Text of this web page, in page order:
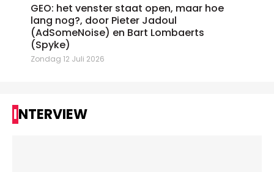
GEO: het venster staat open, maar hoe
lang nog?, door Pieter Jadoul
(AdSomeNoise) en Bart Lombaerts
(Spyke)
Zondag 12 Juli 2026
INTERVIEW